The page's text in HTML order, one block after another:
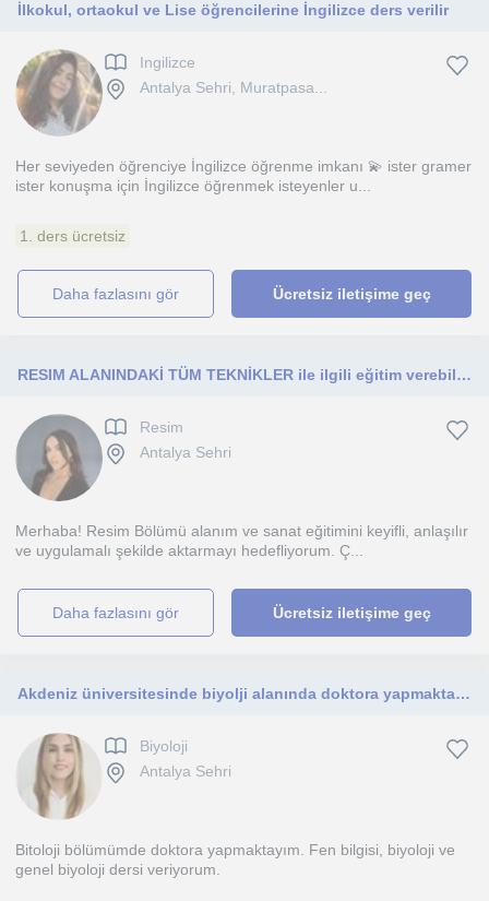
İlkokul, ortaokul ve Lise öğrencilerine İngilizce ders verilir
Ingilizce
Antalya Sehri, Muratpasa...
Her seviyeden öğrenciye İngilizce öğrenme imkanı 💫 ister gramer
ister konuşma için İngilizce öğrenmek isteyenler u...
1. ders ücretsiz
daha fazlasını gör Ücretsiz iletişime geç
RESIM ALANINDAKİ TÜM TEKNİKLER ile ilgili eğitim verebilirim
Resim
Antalya Sehri
Merhaba! Resim Bölümü alanım ve sanat eğitimini keyifli, anlaşılır
ve uygulamalı şekilde aktarmayı hedefliyorum. Ç...
daha fazlasını gör Ücretsiz iletişime geç
Akdeniz üniversitesinde biyolji alanında doktora yapmaktayım. Fen bilgisi ve biyoloji dersi veriyorum
Biyoloji
Antalya Sehri
Bitoloji bölümümde doktora yapmaktayım. Fen bilgisi, biyoloji ve
genel biyoloji dersi veriyorum.